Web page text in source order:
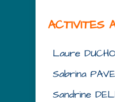
ACTIVITES
Laure
Sabrina
Sandrine